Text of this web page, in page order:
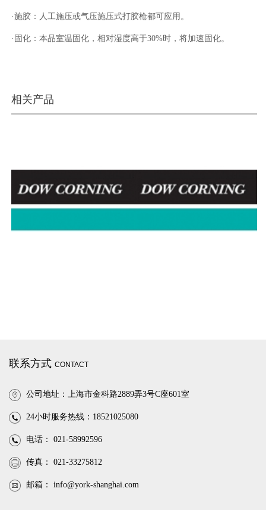
·施胶：人工施压或气压施压式打胶枪都可应用。
·固化：本品室温固化，相对湿度高于30%时，将加速固化。
相关产品
联系方式 CONTACT
公司地址：上海市金科路2889弄3号C座601室
24小时服务热线：18521025080
电话： 021-58992596
传真： 021-33275812
邮箱： info@york-shanghai.com